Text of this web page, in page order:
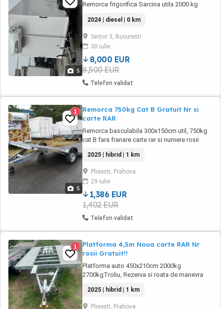
5
Remorca frigorifica Sarcina utila 2000 kg
2024 | diesel | 0 km
Sector 3, Bucuresti
30 iulie
8,000 EUR
8,500 EUR
Telefon validat
5
1
Remorca 750kg Cat B Gratuit Nr si
carte RAR
Remorca basculabila 300x150cm util, 750kg
cat B fara franare carte rar si numere rosii
zero prin TBI Bank!
2025 | hibrid | 1 km
Ploiesti, Prahova
29 iulie
1,386 EUR
1,402 EUR
Telefon validat
1
Platforma 4,5m Noua carte RAR Nr
rosii Gratuit!!
Platforma auto 450x210cm 2000kg
2700kgTroliu, Rezerva si roata de manevra
Posibilitate rate fara Avans prin Tbi Bank
aprobare rapida!!
2025 | hibrid | 1 km
Ploiesti, Prahova